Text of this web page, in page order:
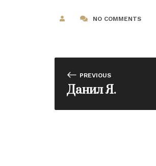
NO COMMENTS
PREVIOUS
Данил Я.